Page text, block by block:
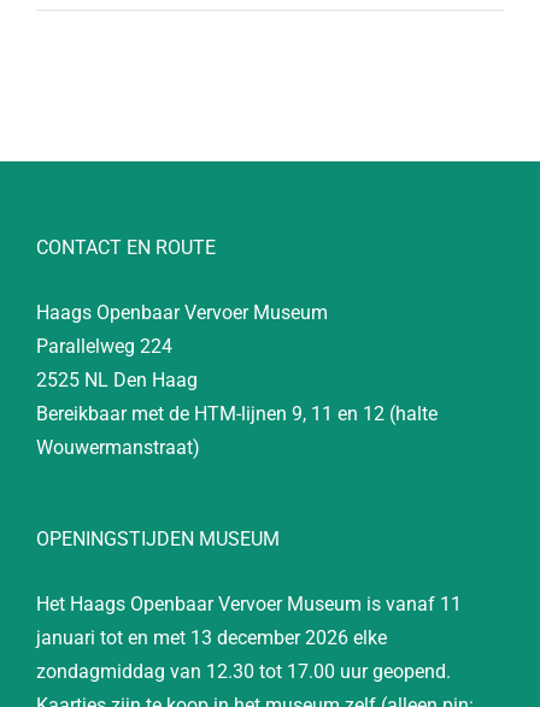
CONTACT EN ROUTE
Haags Openbaar Vervoer Museum
Parallelweg 224
2525 NL Den Haag
Bereikbaar met de HTM-lijnen 9, 11 en 12 (halte
Wouwermanstraat)
OPENINGSTIJDEN MUSEUM
Het Haags Openbaar Vervoer Museum is vanaf 11
januari tot en met 13 december 2026 elke
zondagmiddag van 12.30 tot 17.00 uur geopend.